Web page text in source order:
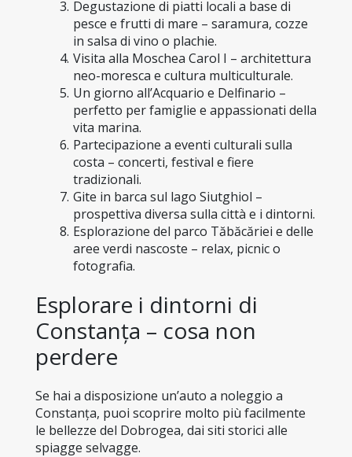
Degustazione di piatti locali a base di
pesce e frutti di mare – saramura, cozze
in salsa di vino o plachie.
Visita alla Moschea Carol I – architettura
neo-moresca e cultura multiculturale.
Un giorno all’Acquario e Delfinario –
perfetto per famiglie e appassionati della
vita marina.
Partecipazione a eventi culturali sulla
costa – concerti, festival e fiere
tradizionali.
Gite in barca sul lago Siutghiol –
prospettiva diversa sulla città e i dintorni.
Esplorazione del parco Tăbăcăriei e delle
aree verdi nascoste – relax, picnic o
fotografia.
Esplorare i dintorni di
Constanța – cosa non
perdere
Se hai a disposizione un’auto a noleggio a
Constanța, puoi scoprire molto più facilmente
le bellezze del Dobrogea, dai siti storici alle
spiagge selvagge.